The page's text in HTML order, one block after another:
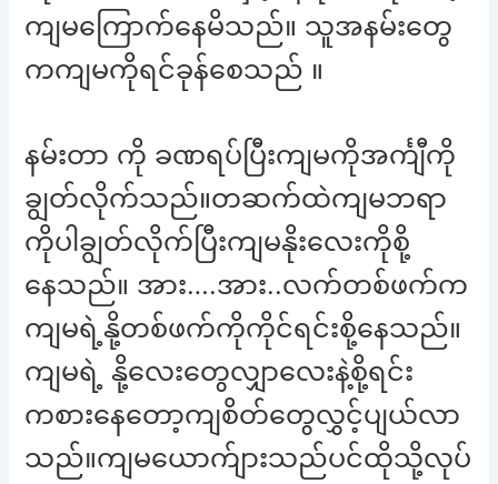
ကျမကြောက်နေမိသည်။ သူအနမ်းတွေ
ကကျမကိုရင်ခုန်စေသည် ။
နမ်းတာ ကို ခဏရပ်ပြီးကျမကိုအင်္ကျီကို
ချွတ်လိုက်သည်။တဆက်ထဲကျမဘရာ
ကိုပါချွတ်လိုက်ပြီးကျမနိုးလေးကိုစို့
နေသည်။ အား….အား..လက်တစ်ဖက်က
ကျမရဲ့နို့တစ်ဖက်ကိုကိုင်ရင်းစို့နေသည်။
ကျမရဲ့ နို့လေးတွေလျှာလေးနဲ့စို့ရင်း
ကစားနေတော့ကျစိတ်တွေလွှင့်ပျယ်လာ
သည်။ကျမယောက်ျားသည်ပင်ထိုသို့လုပ်